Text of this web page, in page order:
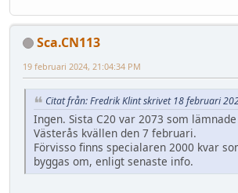
Sca.CN113
19 februari 2024, 21:04:34 PM
Citat från: Fredrik Klint skrivet 18 februari
Ingen. Sista C20 var 2073 som
Västerås kvällen den 7 februari.
Förvisso finns specialaren 2000 kvar
byggas om, enligt senaste info.